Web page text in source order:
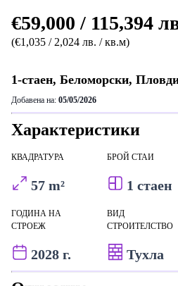
€59,000 / 115,394
(€1,035 / 2,024 лв. / кв.м)
1-стаен, Беломорски,
Добавена на: 05/05/2026
Характеристики
КВАДРАТУРА
57 m²
БРОЙ СТАИ
1 стаен
ГОДИНА НА
СТРОЕЖ
2028 г.
ВИД
СТРОИТЕЛСТВО
Тухла